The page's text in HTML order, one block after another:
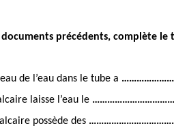
documents précédents, complète le
de l’eau dans le tube a
laisse l’eau le
possède des